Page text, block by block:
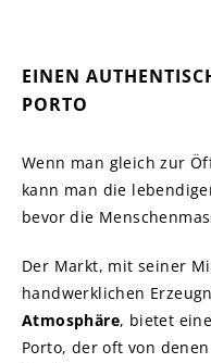
EINEN
PORTO
Wenn man gleich zur
kann man die
bevor die
Der Markt, mit seiner
handwerklichen
Atmosphäre, bietet
Porto, der oft von